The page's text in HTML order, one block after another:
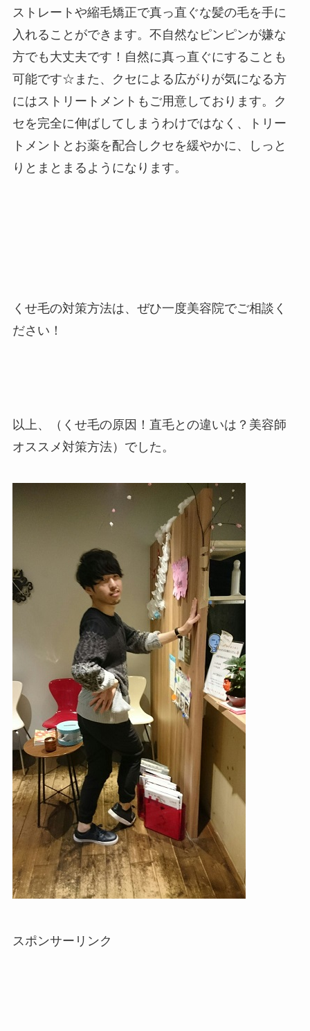
ストレートや縮毛矯正で真っ直ぐな髪の毛を手に
入れることができます。不自然なピンピンが嫌な
方でも大丈夫です！自然に真っ直ぐにすることも
可能です☆また、クセによる広がりが気になる方
にはストリートメントもご用意しております。ク
セを完全に伸ばしてしまうわけではなく、トリー
トメントとお薬を配合しクセを緩やかに、しっと
りとまとまるようになります。
くせ毛の対策方法は、ぜひ一度美容院でご相談く
ださい！
以上、（くせ毛の原因！直毛との違いは？美容師
オススメ対策方法）でした。
スポンサーリンク